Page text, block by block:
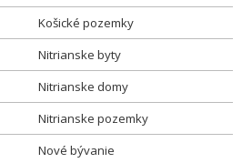
Košické pozemky
Nitrianske byty
Nitrianske domy
Nitrianske pozemky
Nové bývanie